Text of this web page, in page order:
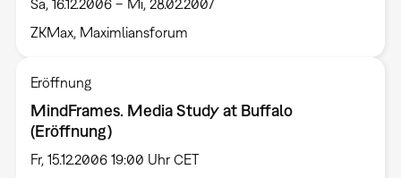
ZKMax, Maximliansforum
Eröffnung
MindFrames. Media Study at Buffalo
(Eröffnung)
Fr, 15.12.2006 19:00 Uhr CET